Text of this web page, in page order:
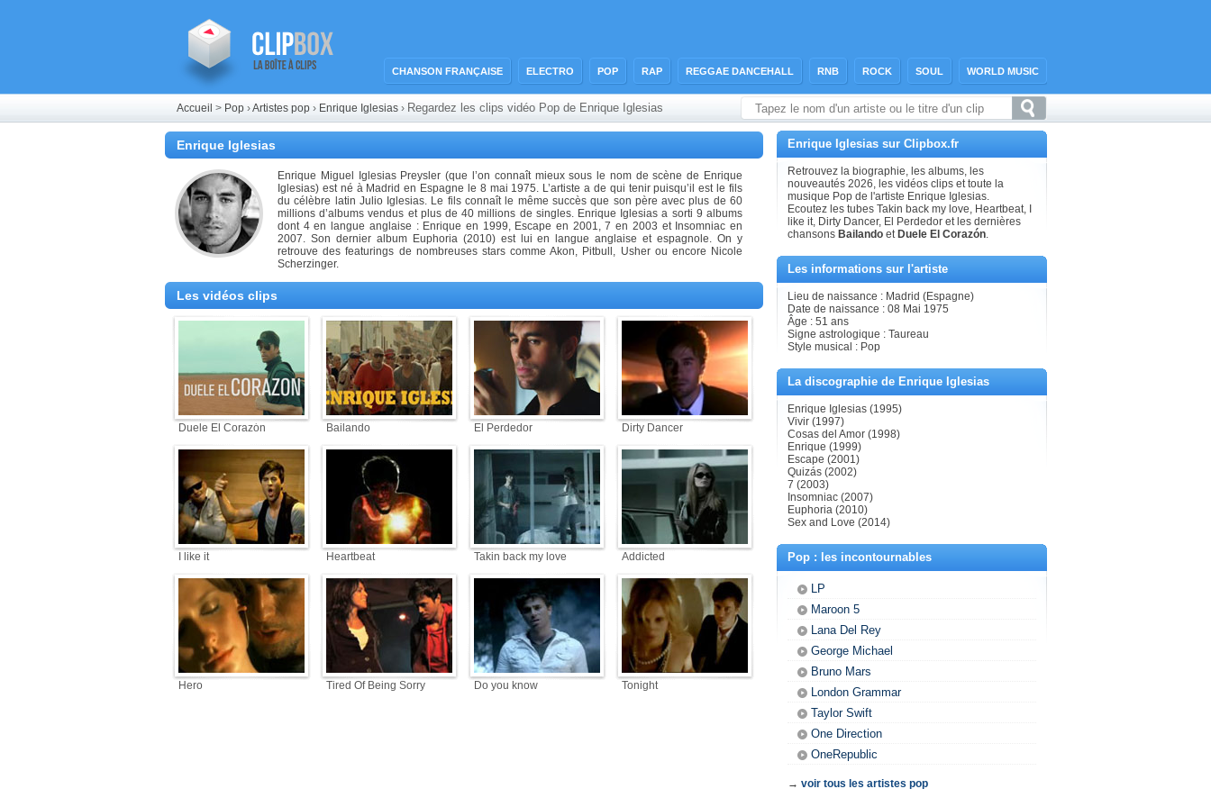
CHANSON FRANÇAISE ELECTRO POP RAP REGGAE DANCEHALL RNB ROCK SOUL WORLD MUSIC
Accueil > Pop ›Artistes pop › Enrique Iglesias › Regardez les clips vidéo Pop de Enrique Iglesias
Enrique Iglesias
Enrique Miguel Iglesias Preysler (que l’on connaît mieux sous le nom de scène de Enrique
Iglesias) est né à Madrid en Espagne le 8 mai 1975. L’artiste a de qui tenir puisqu’il est le fils
du célèbre latin Julio Iglesias. Le fils connaît le même succès que son père avec plus de 60
millions d’albums vendus et plus de 40 millions de singles. Enrique Iglesias a sorti 9 albums
dont 4 en langue anglaise : Enrique en 1999, Escape en 2001, 7 en 2003 et Insomniac en
2007. Son dernier album Euphoria (2010) est lui en langue anglaise et espagnole. On y
retrouve des featurings de nombreuses stars comme Akon, Pitbull, Usher ou encore Nicole
Scherzinger.
Les vidéos clips
Duele El Corazón Bailando El Perdedor Dirty Dancer
I like it Heartbeat Takin back my love Addicted
Hero Tired Of Being Sorry Do you know Tonight
Enrique Iglesias sur Clipbox.fr
Retrouvez la biographie, les albums, les
nouveautés 2026, les vidéos clips et toute la
musique Pop de l'artiste Enrique Iglesias.
Ecoutez les tubes Takin back my love, Heartbeat, I
like it, Dirty Dancer, El Perdedor et les dernières
chansons Bailando et Duele El Corazón.
Les informations sur l'artiste
Lieu de naissance : Madrid (Espagne)
Date de naissance : 08 Mai 1975
Âge : 51 ans
Signe astrologique : Taureau
Style musical : Pop
La discographie de Enrique Iglesias
Enrique Iglesias (1995)
Vivir (1997)
Cosas del Amor (1998)
Enrique (1999)
Escape (2001)
Quizás (2002)
7 (2003)
Insomniac (2007)
Euphoria (2010)
Sex and Love (2014)
Pop : les incontournables
LP
Maroon 5
Lana Del Rey
George Michael
Bruno Mars
London Grammar
Taylor Swift
One Direction
OneRepublic
→ voir tous les artistes pop